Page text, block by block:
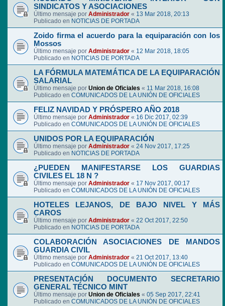
SINDICATOS Y ASOCIACIONES
Último mensaje por Administrador « 13 Mar 2018, 20:13
Publicado en NOTICIAS DE PORTADA
Zoido firma el acuerdo para la equiparación con los
Mossos
Último mensaje por Administrador « 12 Mar 2018, 18:05
Publicado en NOTICIAS DE PORTADA
LA FÓRMULA MATEMÁTICA DE LA EQUIPARACIÓN
SALARIAL
Último mensaje por Union de Oficiales « 11 Mar 2018, 16:08
Publicado en COMUNICADOS DE LA UNIÓN DE OFICIALES
FELIZ NAVIDAD Y PRÓSPERO AÑO 2018
Último mensaje por Administrador « 16 Dic 2017, 02:39
Publicado en COMUNICADOS DE LA UNIÓN DE OFICIALES
UNIDOS POR LA EQUIPARACIÓN
Último mensaje por Administrador « 24 Nov 2017, 17:25
Publicado en NOTICIAS DE PORTADA
¿PUEDEN MANIFESTARSE LOS GUARDIAS
CIVILES EL 18 N ?
Último mensaje por Administrador « 17 Nov 2017, 00:17
Publicado en COMUNICADOS DE LA UNIÓN DE OFICIALES
HOTELES LEJANOS, DE BAJO NIVEL Y MÁS
CAROS
Último mensaje por Administrador « 22 Oct 2017, 22:50
Publicado en NOTICIAS DE PORTADA
COLABORACIÓN ASOCIACIONES DE MANDOS
GUARDIA CIVIL
Último mensaje por Administrador « 21 Oct 2017, 13:40
Publicado en COMUNICADOS DE LA UNIÓN DE OFICIALES
PRESENTACIÓN DOCUMENTO SECRETARIO
GENERAL TÉCNICO MINT
Último mensaje por Union de Oficiales « 05 Sep 2017, 22:41
Publicado en COMUNICADOS DE LA UNIÓN DE OFICIALES